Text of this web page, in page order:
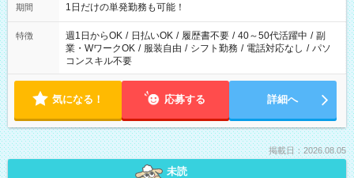
期間 1日だけの単発勤務も可能！
特徴 週1日からOK / 日払いOK / 履歴書不要 / 40～50代活躍中 / 副
業・WワークOK / 服装自由 / シフト勤務 / 電話対応なし / パソ
コンスキル不要
気になる！ 応募する 詳細へ
掲載日：2026.08.05
未読